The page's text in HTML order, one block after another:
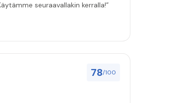
vahva suositus ! Käytämme seuraavallakin kerralla!”
78/100